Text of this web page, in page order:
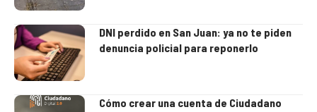
DNI perdido en San Juan: ya no te piden
denuncia policial para reponerlo
Cómo crear una cuenta de Ciudadano